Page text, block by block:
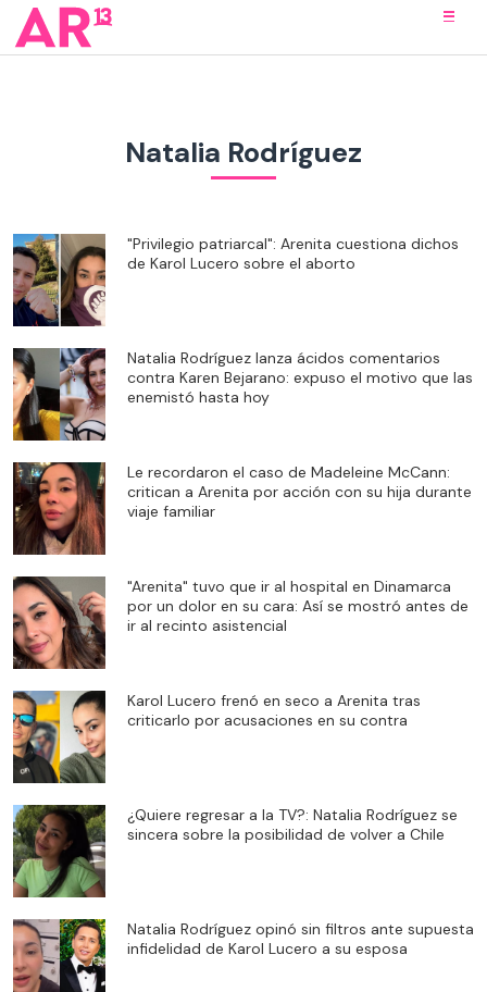
Natalia Rodríguez
"Privilegio patriarcal": Arenita cuestiona dichos
de Karol Lucero sobre el aborto
Natalia Rodríguez lanza ácidos comentarios
contra Karen Bejarano: expuso el motivo que las
enemistó hasta hoy
Le recordaron el caso de Madeleine McCann:
critican a Arenita por acción con su hija durante
viaje familiar
"Arenita" tuvo que ir al hospital en Dinamarca
por un dolor en su cara: Así se mostró antes de
ir al recinto asistencial
Karol Lucero frenó en seco a Arenita tras
criticarlo por acusaciones en su contra
¿Quiere regresar a la TV?: Natalia Rodríguez se
sincera sobre la posibilidad de volver a Chile
Natalia Rodríguez opinó sin filtros ante supuesta
infidelidad de Karol Lucero a su esposa